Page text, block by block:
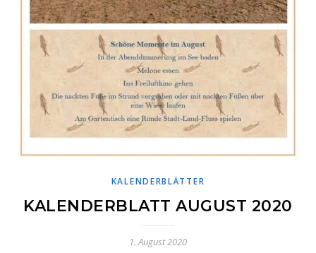
KALENDERBLÄTTER
KALENDERBLATT AUGUST 2020
1. August 2020